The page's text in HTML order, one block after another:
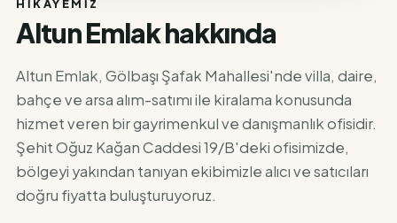
HIKÂYEMIZ
Altun Emlak hakkında
Altun Emlak, Gölbaşı Şafak Mahallesi'nde villa, daire,
bahçe ve arsa alım-satımı ile kiralama konusunda
hizmet veren bir gayrimenkul ve danışmanlık ofisidir.
Şehit Oğuz Kağan Caddesi 19/B'deki ofisimizde,
bölgeyi yakından tanıyan ekibimizle alıcı ve satıcıları
doğru fiyatta buluşturuyoruz.